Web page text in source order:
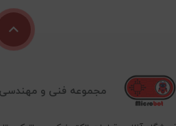
مجموعه فنی و مهندسی